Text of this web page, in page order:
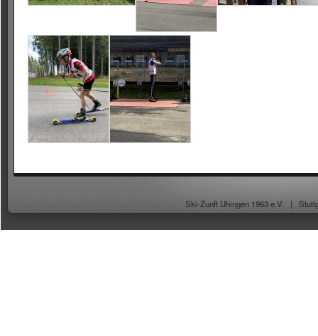
Ski-Zunft Uhingen 1963 e.V. |